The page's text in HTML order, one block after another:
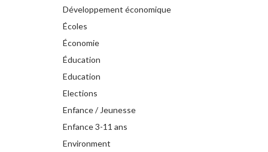
Développement économique
Écoles
Économie
Éducation
Education
Elections
Enfance / Jeunesse
Enfance 3-11 ans
Environment